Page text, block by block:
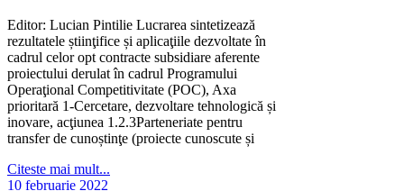
Editor: Lucian Pintilie Lucrarea sintetizează
rezultatele știinţifice și aplicaţiile dezvoltate în
cadrul celor opt contracte subsidiare aferente
proiectului derulat în cadrul Programului
Operaţional Competitivitate (POC), Axa
prioritară 1-Cercetare, dezvoltare tehnologică și
inovare, acţiunea 1.2.3Parteneriate pentru
transfer de cunoștinţe (proiecte cunoscute și
Citeste mai mult...
10 februarie 2022